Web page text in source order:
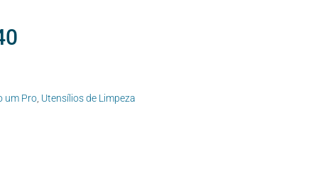
um Pro Utensílios de Limpeza